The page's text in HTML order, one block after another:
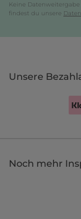
Keine
findest du unsere
Unsere
Noch mehr